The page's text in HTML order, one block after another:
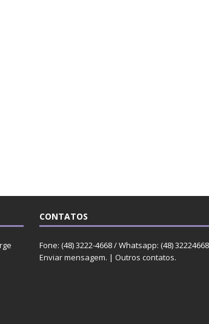
CONTATOS
Fone: (48) 3222-4668 / Whatsapp: (48)
Enviar mensagem. | Outros contatos.